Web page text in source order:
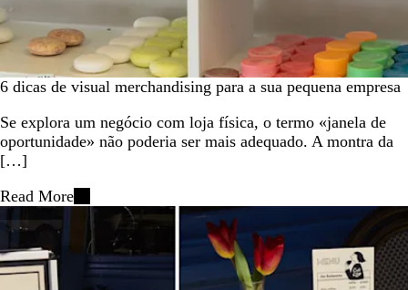
6 dicas de visual merchandising para a sua pequena empresa
Se explora um negócio com loja física, o termo «janela de
oportunidade» não poderia ser mais adequado. A montra da
[…]
Read More